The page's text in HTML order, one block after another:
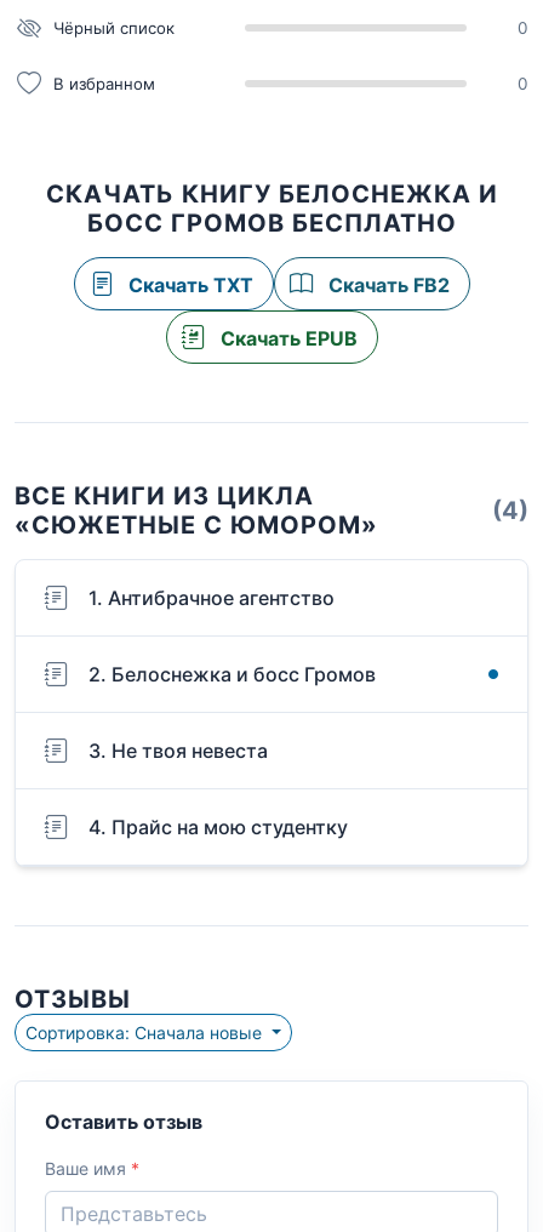
Чёрный список 0
В избранном 0
СКАЧАТЬ КНИГУ БЕЛОСНЕЖКА И
БОСС ГРОМОВ БЕСПЛАТНО
Скачать TXT Скачать FB2
Скачать EPUB
ВСЕ КНИГИ ИЗ ЦИКЛА
«СЮЖЕТНЫЕ С ЮМОРОМ»
(4)
1. Антибрачное агентство
2. Белоснежка и босс Громов
3. Не твоя невеста
4. Прайс на мою студентку
ОТЗЫВЫ
Сортировка: Сначала новые
Оставить отзыв
Ваше имя *